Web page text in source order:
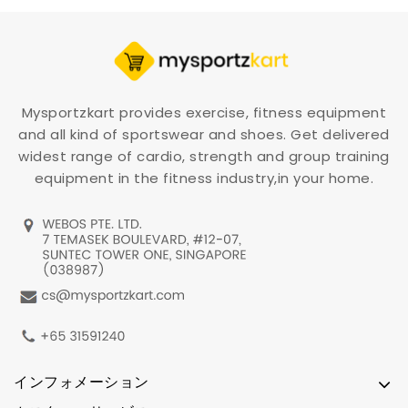
Mysportzkart provides exercise, fitness equipment
and all kind of sportswear and shoes. Get delivered
widest range of cardio, strength and group training
equipment in the fitness industry,in your home.
インフォメーション